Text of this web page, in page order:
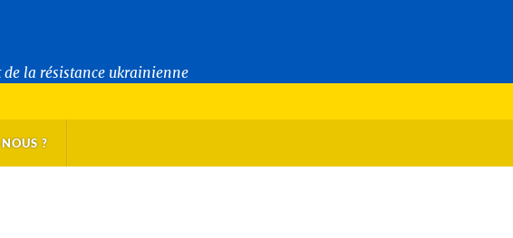
la résistance ukrainienne
?